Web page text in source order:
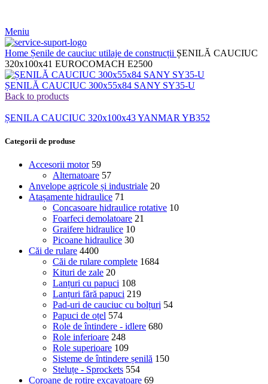
Meniu
Home Șenile de cauciuc utilaje de construcții ȘENILĂ CAUCIUC
320x100x41 EUROCOMACH E2500
ȘENILĂ CAUCIUC 300x55x84 SANY SY35-U
Back to products
ȘENILA CAUCIUC 320x100x43 YANMAR YB352
Categorii de produse
Accesorii motor 59
Alternatoare 57
Anvelope agricole și industriale 20
Atașamente hidraulice 71
Concasoare hidraulice rotative 10
Foarfeci demolatoare 21
Graifere hidraulice 10
Picoane hidraulice 30
Căi de rulare 4400
Căi de rulare complete 1684
Kituri de zale 20
Lanțuri cu papuci 108
Lanțuri fără papuci 219
Pad-uri de cauciuc cu bolțuri 54
Papuci de oțel 574
Role de întindere - idlere 680
Role inferioare 248
Role superioare 109
Sisteme de întindere șenilă 150
Steluțe - Sprockets 554
Coroane de rotire excavatoare 69